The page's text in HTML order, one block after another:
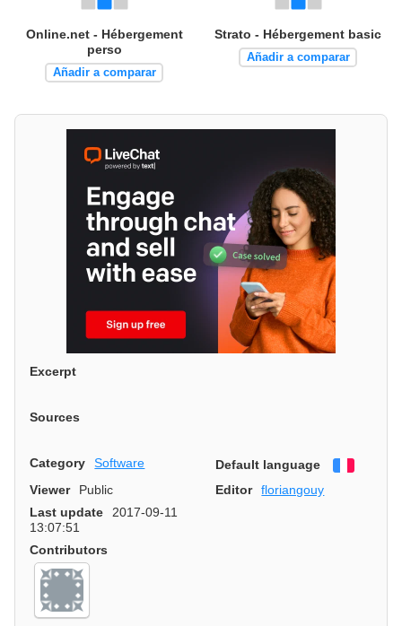
Online.net - Hébergement
perso
Añadir a comparar
Strato - Hébergement basic
Añadir a comparar
Excerpt
Sources
Category Software Default language
Viewer
Public Editor
floriangouy
Last update
2017-09-11
13:07:51
Contributors